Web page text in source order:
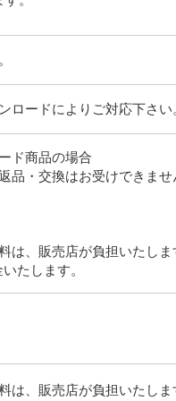
ロードによりご対応下さい
ド商品の場合
品・交換はお受けできませ
は、販売店が負担いたしま
たします。
は、販売店が負担いたしま